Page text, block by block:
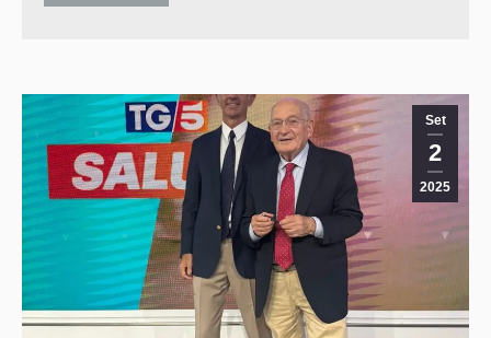
Set
2
2025